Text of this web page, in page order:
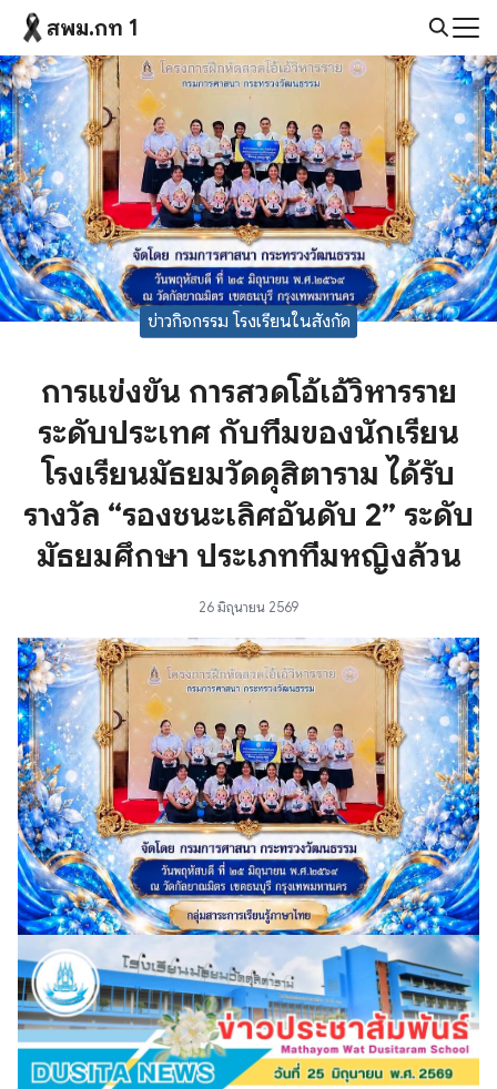
Skip
content
สพม.กท 1
Search
for:
ข่าวกิจกรรม โรงเรียนในสังกัด
การแข่งขัน การสวดโอ้เอ้วิหารราย
ระดับประเทศ กับทีมของนักเรียน
โรงเรียนมัธยมวัดดุสิตาราม ได้รับ
รางวัล “รองชนะเลิศอันดับ 2” ระดับ
มัธยมศึกษา ประเภททีมหญิงล้วน
26 มิถุนายน 2569